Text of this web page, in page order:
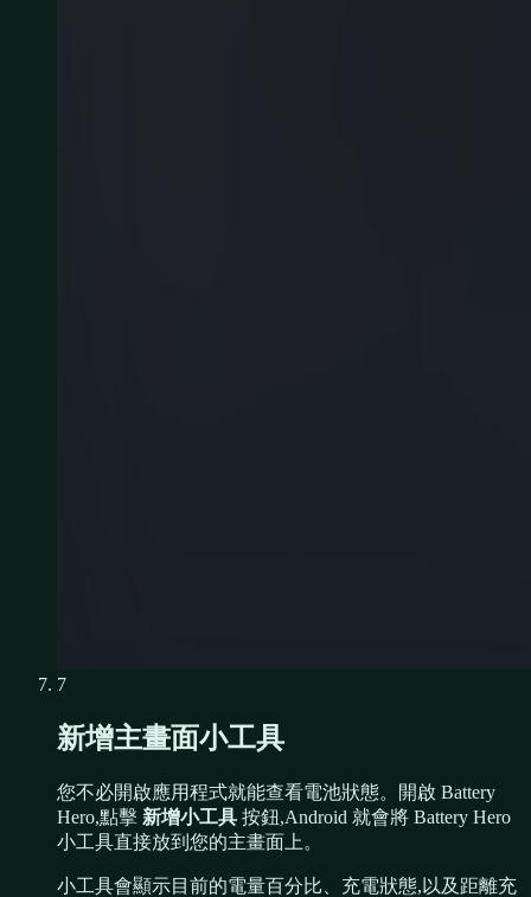
7
新增主畫面小工具
您不必開啟應用程式就能查看電池狀態。開啟 Battery
Hero,點擊 新增小工具 按鈕,Android 就會將 Battery Hero
小工具直接放到您的主畫面上。
小工具會顯示目前的電量百分比、充電狀態,以及距離充